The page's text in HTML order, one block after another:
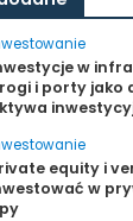
w
i porty jako
equity i
w